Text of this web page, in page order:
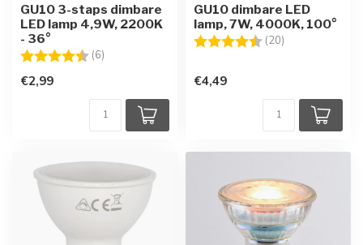
GU10 3-staps dimbare
LED lamp 4,9W, 2200K
- 36°
Beoordeling: (6)
€2,99
GU10 dimbare LED
lamp, 7W, 4000K, 100°
Beoordeling: (20)
€4,49